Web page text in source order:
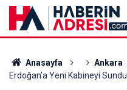
Anasayfa Ankara
Erdoğan’a Yeni Kabineyi Sundu